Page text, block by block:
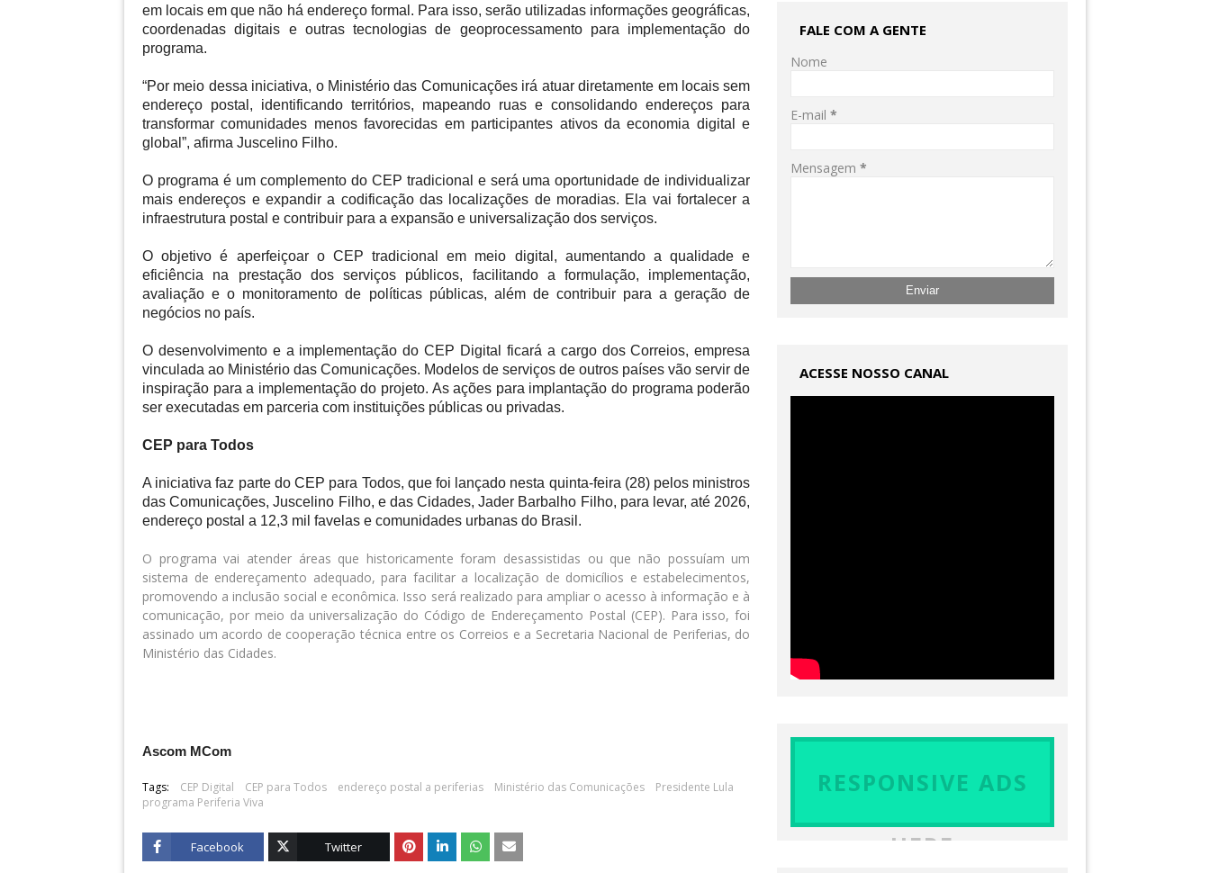
em locais em que não há endereço formal. Para isso, serão utilizadas informações geográficas,
coordenadas digitais e outras tecnologias de geoprocessamento para implementação do
programa.
“Por meio dessa iniciativa, o Ministério das Comunicações irá atuar diretamente em locais sem
endereço postal, identificando territórios, mapeando ruas e consolidando endereços para
transformar comunidades menos favorecidas em participantes ativos da economia digital e
global”, afirma Juscelino Filho.
O programa é um complemento do CEP tradicional e será uma oportunidade de individualizar
mais endereços e expandir a codificação das localizações de moradias. Ela vai fortalecer a
infraestrutura postal e contribuir para a expansão e universalização dos serviços.
O objetivo é aperfeiçoar o CEP tradicional em meio digital, aumentando a qualidade e
eficiência na prestação dos serviços públicos, facilitando a formulação, implementação,
avaliação e o monitoramento de políticas públicas, além de contribuir para a geração de
negócios no país.
O desenvolvimento e a implementação do CEP Digital ficará a cargo dos Correios, empresa
vinculada ao Ministério das Comunicações. Modelos de serviços de outros países vão servir de
inspiração para a implementação do projeto. As ações para implantação do programa poderão
ser executadas em parceria com instituições públicas ou privadas.
CEP para Todos
A iniciativa faz parte do CEP para Todos, que foi lançado nesta quinta-feira (28) pelos ministros
das Comunicações, Juscelino Filho, e das Cidades, Jader Barbalho Filho, para levar, até 2026,
endereço postal a 12,3 mil favelas e comunidades urbanas do Brasil.
O programa vai atender áreas que historicamente foram desassistidas ou que não possuíam um
sistema de endereçamento adequado, para facilitar a localização de domicílios e estabelecimentos,
promovendo a inclusão social e econômica. Isso será realizado para ampliar o acesso à informação e à
comunicação, por meio da universalização do Código de Endereçamento Postal (CEP). Para isso, foi
assinado um acordo de cooperação técnica entre os Correios e a Secretaria Nacional de Periferias, do
Ministério das Cidades.
Ascom MCom
Tags: CEP Digital CEP para Todos endereço postal a periferias Ministério das Comunicações
Presidente Lula
programa Periferia Viva
Facebook Twitter
FALE COM A GENTE
Nome
E-mail*
Mensagem*
ACESSE NOSSO CANAL
RESPONSIVE ADS
HERE